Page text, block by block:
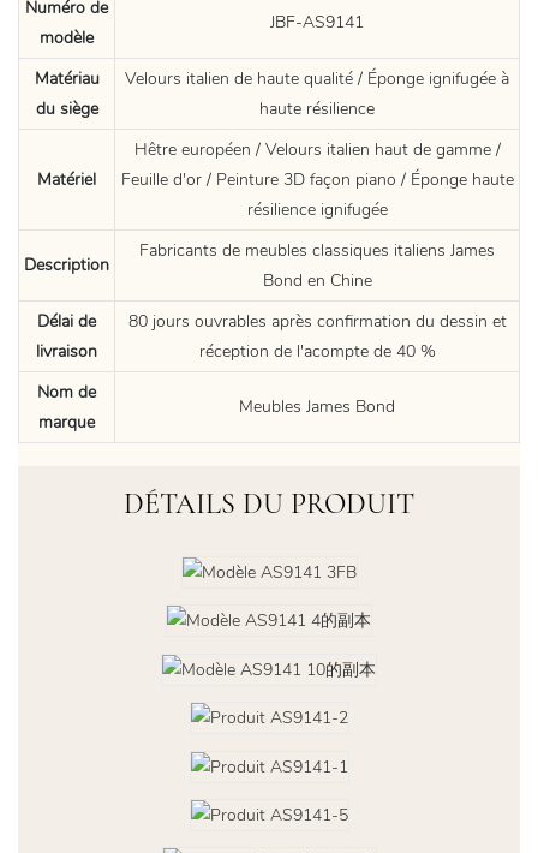
Numéro de
modèle
JBF-AS9141
Matériau
du siège
Velours italien de haute qualité / Éponge ignifugée à
haute résilience
Matériel
Hêtre européen / Velours italien haut de gamme /
Feuille d'or / Peinture 3D façon piano / Éponge haute
résilience ignifugée
Description
Fabricants de meubles classiques italiens James
Bond en Chine
Délai de
livraison
80 jours ouvrables après confirmation du dessin et
réception de l'acompte de 40 %
Nom de
marque
Meubles James Bond
DÉTAILS DU PRODUIT